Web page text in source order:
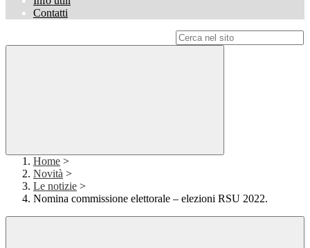
Contatti
Home >
Novità >
Le notizie >
Nomina commissione elettorale – elezioni RSU 2022.